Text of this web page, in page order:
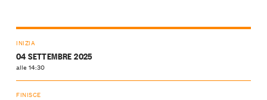
INIZIA
04 SETTEMBRE 2025
alle 14:30
FINISCE